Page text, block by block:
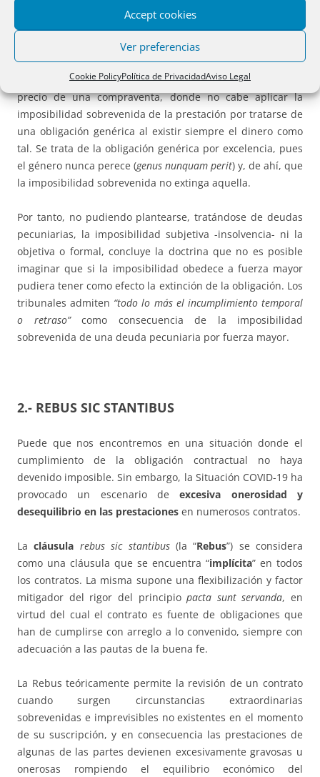
Accept cookies
Ver preferencias
Cookie PolicyPolítica de PrivacidadAviso Legal
Sin perjuicio de todo lo anterior cabe destacar el
específico de las prestaciones pecuniarias, de la que es
especialmente exponente lasentencia del Tribunal
Supremo de 19 de mayo de 2015. En ella se aborda un caso
de fuerza mayor liberatoria de la obligación de pagar el
precio de una compraventa, donde no cabe aplicar la
imposibilidad sobrevenida de la prestación por tratarse de
una obligación genérica al existir siempre el dinero como
tal. Se trata de la obligación genérica por excelencia, pues
el género nunca perece (genus nunquam perit) y, de ahí, que
la imposibilidad sobrevenida no extinga aquella.
Por tanto, no pudiendo plantearse, tratándose de deudas
pecuniarias, la imposibilidad subjetiva -insolvencia- ni la
objetiva o formal, concluye la doctrina que no es posible
imaginar que si la imposibilidad obedece a fuerza mayor
pudiera tener como efecto la extinción de la obligación. Los
tribunales admiten “todo lo más el incumplimiento temporal
o retraso”como consecuencia de la imposibilidad
sobrevenida de una deuda pecuniaria por fuerza mayor.
2.- REBUS SIC STANTIBUS
Puede que nos encontremos en una situación donde el
cumplimiento de la obligación contractual no haya
devenido imposible. Sin embargo, la Situación COVID-19 ha
provocado un escenario deexcesiva onerosidad y
desequilibrio en las prestaciones en numerosos contratos.
Lacláusula rebus sic stantibus(la “Rebus”) se considera
como una cláusula que se encuentra “implícita” en todos
los contratos. La misma supone una flexibilización y factor
mitigador del rigor del principiopacta sunt servanda, en
virtud del cual el contrato es fuente de obligaciones que
han de cumplirse con arreglo a lo convenido, siempre con
adecuación a las pautas de la buena fe.
La Rebus teóricamente permite la revisión de un contrato
cuando surgen circunstancias extraordinarias
sobrevenidas e imprevisibles no existentes en el momento
de su suscripción, y en consecuencia las prestaciones de
algunas de las partes devienen excesivamente gravosas u
onerosas rompiendo el equilibrio económico del